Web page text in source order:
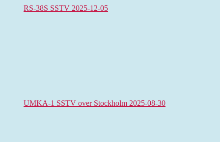
RS-38S SSTV 2025-12-05
UMKA-1 SSTV over Stockholm 2025-08-30